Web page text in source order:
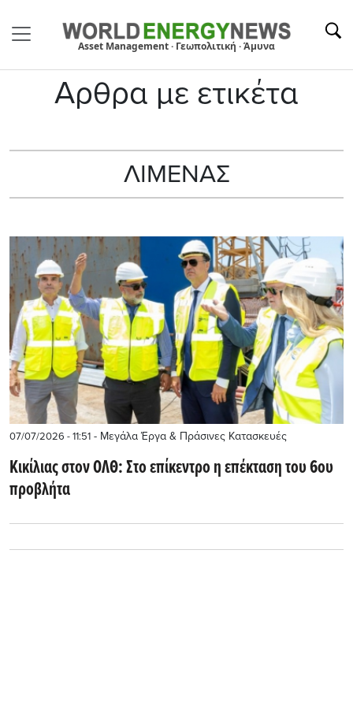
Asset Management · Γεωπολιτική · Άμυνα
Αρθρα με ετικέτα
ΛΙΜΕΝΑΣ
07/07/2026 - 11:51 - Μεγάλα Έργα & Πράσινες Κατασκευές
Κικίλιας στον ΟΛΘ: Στο επίκεντρο η επέκταση του 6ου
προβλήτα